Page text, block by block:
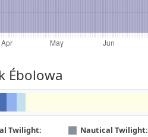
Ébolowa
Twilight: Nautical Twilight: